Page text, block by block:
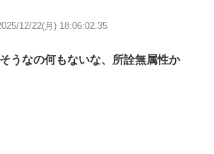
12/22(月) 18:06:02.35
うなの何もないな、所詮無属性か